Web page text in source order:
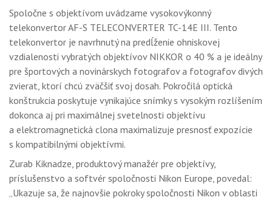
Spoločne s objektívom uvádzame vysokovýkonný
telekonvertor AF-S TELECONVERTER TC-14E III. Tento
telekonvertor je navrhnutý na predĺženie ohniskovej
vzdialenosti vybratých objektívov NIKKOR o 40 % a je ideálny
pre športových a novinárskych fotografov a fotografov divých
zvierat, ktorí chcú zväčšiť svoj dosah. Pokročilá optická
konštrukcia poskytuje vynikajúce snímky s vysokým rozlíšením
dokonca aj pri maximálnej svetelnosti objektívu
a elektromagnetická clona maximalizuje presnosť expozície
s kompatibilnými objektívmi.
Zurab Kiknadze, produktový manažér pre objektívy,
príslušenstvo a softvér spoločnosti Nikon Europe, povedal:
„Ukazuje sa, že najnovšie pokroky spoločnosti Nikon v oblasti